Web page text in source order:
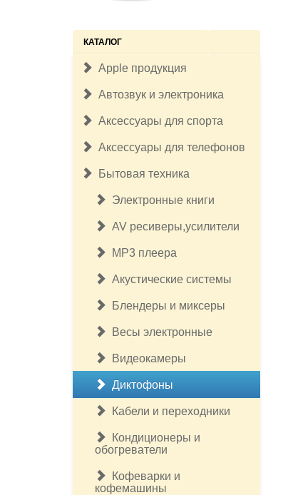
КАТАЛОГ
Apple продукция
Автозвук и электроника
Аксессуары для спорта
Аксессуары для телефонов
Бытовая техника
Электронные книги
AV ресиверы,усилители
MP3 плеера
Акустические системы
Блендеры и миксеры
Весы электронные
Видеокамеры
Диктофоны
Кабели и переходники
Кондиционеры и
обогреватели
Кофеварки и
кофемашины